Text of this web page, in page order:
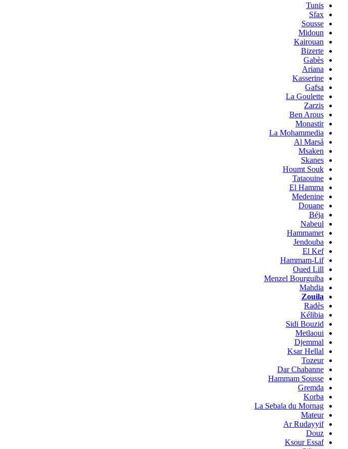
Tunis
Sfax
Sousse
Midoun
Kairouan
Bizerte
Gabès
Ariana
Kasserine
Gafsa
La Goulette
Zarzis
Ben Arous
Monastir
La Mohammedia
Al Marsá
Msaken
Skanes
Houmt Souk
Tataouine
El Hamma
Medenine
Douane
Béja
Nabeul
Hammamet
Jendouba
El Kef
Hammam-Lif
Oued Lill
Menzel Bourguiba
Mahdia
Zouila
Radès
Kélibia
Sidi Bouzid
Metlaoui
Djemmal
Ksar Hellal
Tozeur
Dar Chabanne
Hammam Sousse
Gremda
Korba
La Sebala du Mornag
Mateur
Ar Rudayyif
Douz
Ksour Essaf